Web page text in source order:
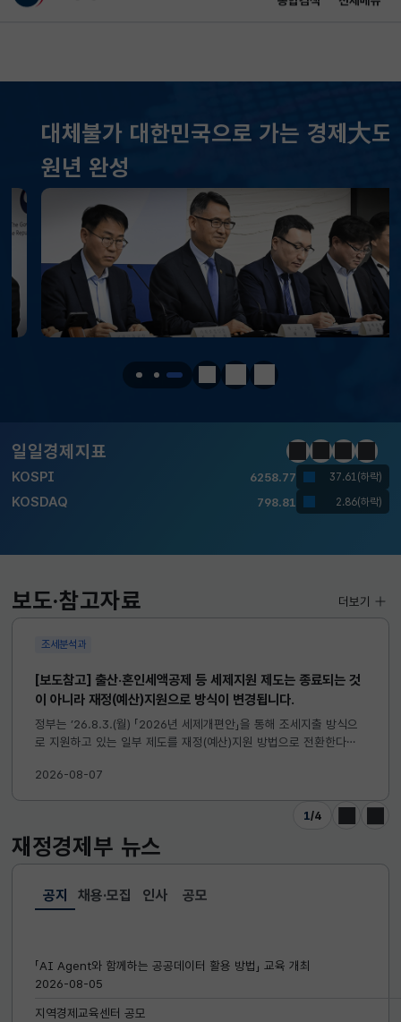
대체불가 대한민국으로 가는 경제大도약
원년 완성
정지 이전 다음
일일경제지표
KOSPI 6258.77 37.61(하락)
KOSDAQ
국고채(3년) 3.746 0.004(상승)
1417.7000 6.1000(하락)
KOSPI 6258.77 37.61(하락)
KOSDAQ 798.81 2.86(하락)
KOSPI 6258.77 37.61(하락)
KOSDAQ 798.81 2.86(하락)
국고채(3년)
정지이전다음일일경
보도·참고자료
조세분석과
[보도참고] 출산·혼인세액공제 등 세제지원 제도는 종료되는 것
이 아니라 재정(예산)지원으로 방식이 변경됩니다.
정부는 ’26.8.3.(월) 「2026년 세제개편안」을 통해 조세지출 방식으
로 지원하고 있는 일부 제도를 재정(예산)지원 방법으로 전환한다고
2026-08-07
1/4
이전 다음
더보기
재정경제부 뉴스
공지
선택됨
공지
「AI Agent와 함께하는 공공데이터 활용 방법」 교육 개최
2026-08-05
지역경제교육센터 공모
채용·모집 인사 공모